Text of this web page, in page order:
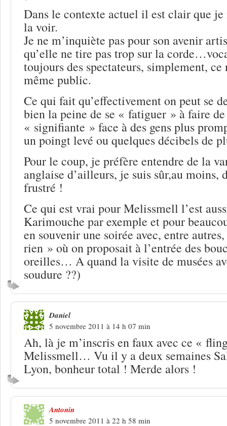
Dans le contexte actuel il est clair que je
la voir.
Je ne m’inquiète pas pour son avenir
qu’elle ne tire pas trop sur la
toujours des spectateurs, simplement, ce
même public.
Ce qui fait qu’effectivement on peut se
bien la peine de se « fatiguer » à faire
« signifiante » face à des gens plus
un poingt levé ou quelques décibels de
Pour le coup, je préfère entendre de la
anglaise d’ailleurs, je suis sûr,au moins,
frustré !
Ce qui est vrai pour Melissmell l’est
Karimouche par exemple et pour
en souvenir une soirée avec, entre
rien » où on proposait à l’entrée des
oreilles… A quand la visite de musées
soudure ??)
Daniel
5 novembre 2011 à 14 h 07 min
Ah, là je m’inscris en faux avec ce «
Melissmell… Vu il y a deux semaines
Lyon, bonheur total ! Merde alors !
Antonin
5 novembre 2011 à 22 h 58 min